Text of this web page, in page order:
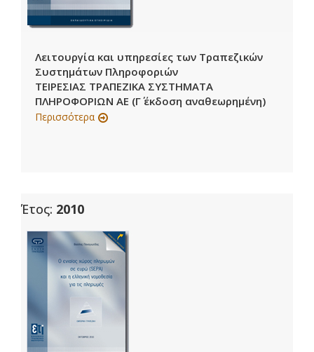
Λειτουργία και υπηρεσίες των Τραπεζικών
Συστημάτων Πληροφοριών
ΤΕΙΡΕΣΙΑΣ ΤΡΑΠΕΖΙΚΑ ΣΥΣΤΗΜΑΤΑ
ΠΛΗΡΟΦΟΡΙΩΝ ΑΕ (Γ΄ έκδοση αναθεωρημένη)
Περισσότερα
Έτος: 2010